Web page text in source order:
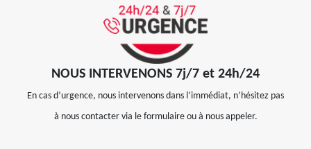
NOUS INTERVENONS 7j/7 et 24h/24
En cas d’urgence, nous intervenons dans l’immédiat, n’hésitez pas
à nous contacter via le formulaire ou à nous appeler.